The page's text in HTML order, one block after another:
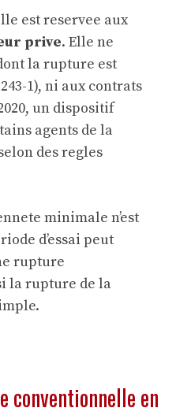
est reservee aux
prive. Elle ne
la rupture est
1), ni aux contrats
un dispositif
agents de la
des regles
minimale n’est
d’essai peut
rupture
la rupture de la
conventionnelle en